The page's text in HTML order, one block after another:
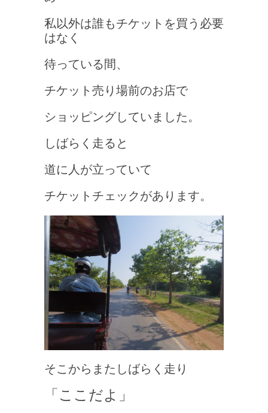
私以外は誰もチケットを買う必要
はなく
待っている間、
チケット売り場前のお店で
ショッピングしていました。
しばらく走ると
道に人が立っていて
チケットチェックがあります。
そこからまたしばらく走り
「ここだよ」